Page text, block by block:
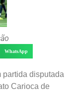
WhatsApp
partida disputada
Carioca de